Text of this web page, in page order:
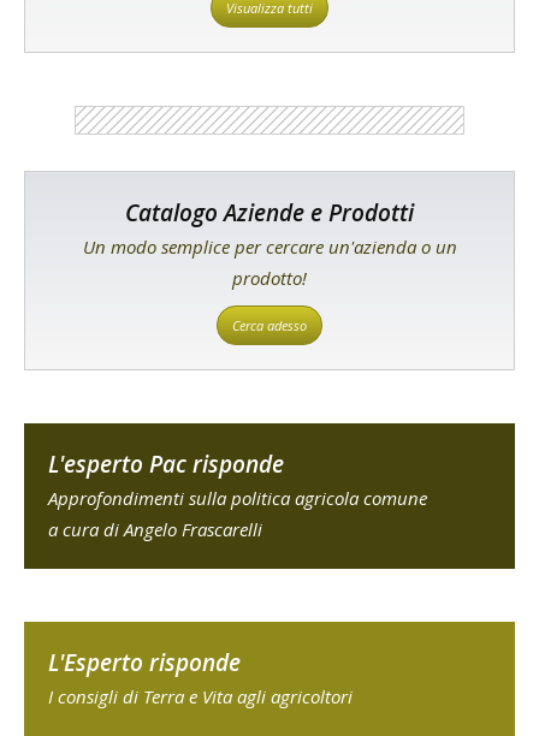
Visualizza tutti
Catalogo Aziende e Prodotti
Un modo semplice per cercare un'azienda o un
prodotto!
Cerca adesso
L'esperto Pac risponde
Approfondimenti sulla politica agricola comune
a cura di Angelo Frascarelli
L'Esperto risponde
I consigli di Terra e Vita agli agricoltori